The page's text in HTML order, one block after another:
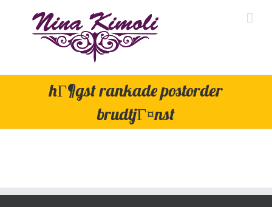
hГ¶gst rankade postorder
brudtjГ¤nst